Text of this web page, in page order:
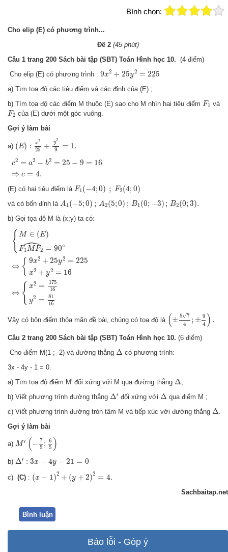
Bình chọn:
Cho elip (E) có phương trình...
Đề 2 (45 phút)
Câu 1 trang 200 Sách bài tập (SBT) Toán Hình học 10. (4 điểm)
Cho elip (E) có phương trình : 9x2 + 25y2 = 225
9 2 25y = 225
a) Tìm tọa độ các tiêu điểm và các đỉnh của (E) ;
b) Tìm tọa độ các điểm M thuộc (E) sao cho M nhìn hai tiêu điểm F1
F1 và
F2
F2 của (E) dưới một góc vuông.
Gợi ý làm bài
a) (E) : x2
25 + y2
9 = 1.
25 29
c2 = a2 − b2 = 25 − 9 = 16
⇒ c = 4.
2= −b 25 =16 ⇒c
(E) có hai tiêu điểm là F1(−4;0) ; F2(4; 0)
F1 ( 4; 0); 4; 0 )
và có bốn đỉnh là A1(−5;0) ; A2(5;0) ; B1(0; −3) ; B2(0; 3).
A ( 5; 0);A (5 0) B1 0;− 3); (0 ).
b) Gọi tọa độ M là (x;y) ta có:
{ M ∈ (E)
ˆ
F1MF2 = 90∘
⇔ { 9x2 + 25y2 = 225
x2 + y2 = 16
⇔ { x2 =
175
16
y2 =
81
16
M∈ 1 M
Vậy có bôn điểm thỏa mãn đề bài, chúng có tọa độ là (± 5√7
4
; ± 9
4 ) .
± 7 4;± .
Câu 2 trang 200 Sách bài tập (SBT) Toán Hình học 10. (6 điểm)
Cho điểm M(1 ; -2) và đường thẳng Δ
Δ có phương trình:
3x - 4y - 1 = 0.
a) Tìm tọa độ điểm M' đối xứng với M qua đường thẳng Δ
Δ ;
b) Viết phương trình đường thẳng Δ′
Δ đối xứng với Δ
Δ qua điểm M ;
c) Viết phương trình đường tròn tâm M và tiếp xúc với đường thẳng Δ
Δ .
Gợi ý làm bài
a) M′ (− 7
5 ; 6
5 )
−7 ;6 )
b) Δ′ : 3x − 4y − 21 = 0
Δ : x− 21
c) (C) : (x − 1)2 + (y + 2)2 = 4.
( +( 2 4.
Sachbaitap.net
Bình luận
Báo lỗi - Góp ý